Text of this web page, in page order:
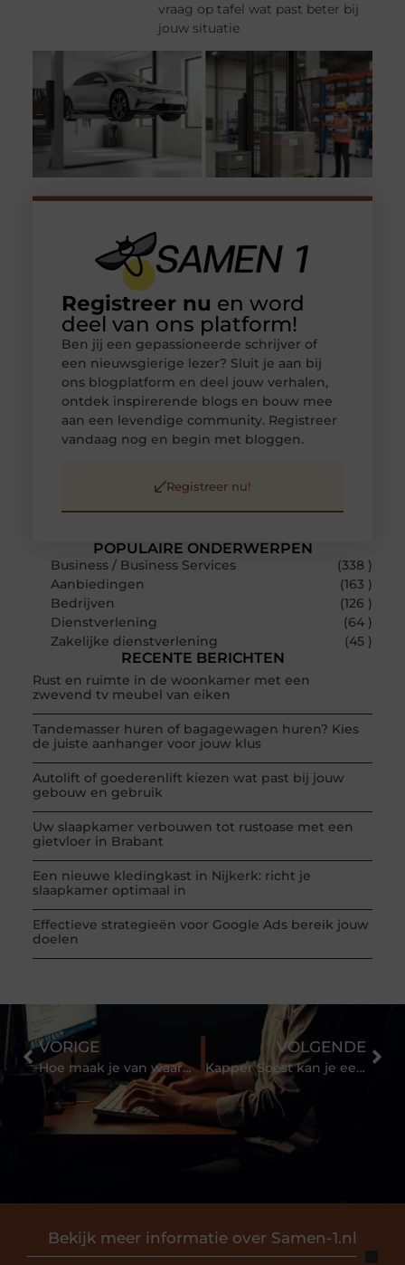
vraag op tafel wat past beter bij
jouw situatie
POPULAIRE ONDERWERPEN
Business / Business Services
(338 )
Aanbiedingen
(163 )
Bedrijven
(126 )
Dienstverlening
(64 )
Zakelijke dienstverlening
(45 )
RECENTE BERICHTEN
Rust en ruimte in de woonkamer met een
zwevend tv meubel van eiken
Tandemasser huren of bagagewagen huren? Kies
de juiste aanhanger voor jouw klus
Autolift of goederenlift kiezen wat past bij jouw
gebouw en gebruik
Uw slaapkamer verbouwen tot rustoase met een
gietvloer in Brabant
Een nieuwe kledingkast in Nijkerk: richt je
slaapkamer optimaal in
Effectieve strategieën voor Google Ads bereik jouw
doelen
Registreer nu en word
deel van ons platform!
Ben jij een gepassioneerde schrijver of
een nieuwsgierige lezer? Sluit je aan bij
ons blogplatform en deel jouw verhalen,
ontdek inspirerende blogs en bouw mee
aan een levendige community. Registreer
vandaag nog en begin met bloggen.
Registreer nu!
Bekijk meer informatie over Samen-1.nl
VORIGE
Hoe maak je van waardevolle edelmetalen prachtige sieraden?
VOLGENDE
Kapper Soest kan je een mooi en nieuw kapsel bieden